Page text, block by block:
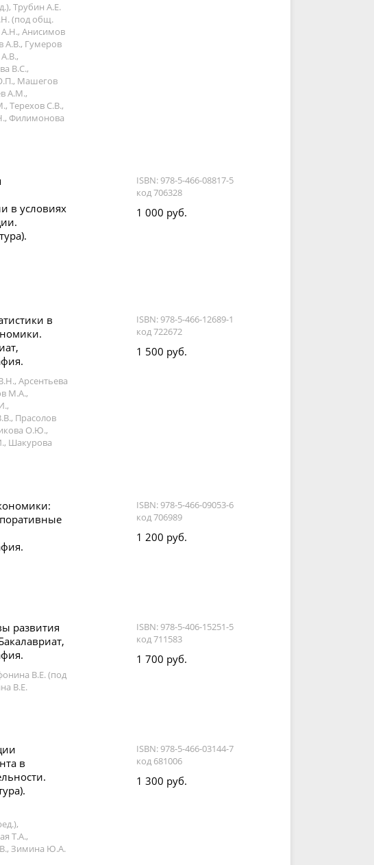
Трубин А.Е.
(под общ.
А.Н., Анисимов
А.В., Гумеров
В.С.,
Машегов
А.М.,
Терехов С.В.,
Филимонова
в условиях
ISBN: 978-5-466-08817-5
код 706328
1 000 руб.
в
Арсентьева
М.А.,
Прасолов
О.Ю.,
Шакурова
ISBN: 978-5-466-12689-1
код 722672
1 500 руб.
ISBN: 978-5-466-09053-6
код 706989
1 200 руб.
развития
В.Е. (под
В.Е.
ISBN: 978-5-406-15251-5
код 711583
1 700 руб.
в
Т.А.,
Зимина Ю.А.
ISBN: 978-5-466-03144-7
код 681006
1 300 руб.